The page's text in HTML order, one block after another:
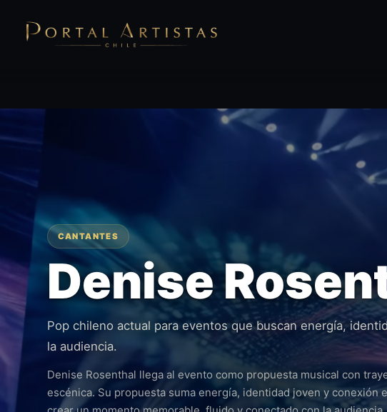
CANTANTES
Denise
Pop chileno actual para eventos que buscan energía,
la audiencia.
Denise Rosenthal llega al evento como propuesta musical con
escénica. Su propuesta suma energía, identidad joven y conexión